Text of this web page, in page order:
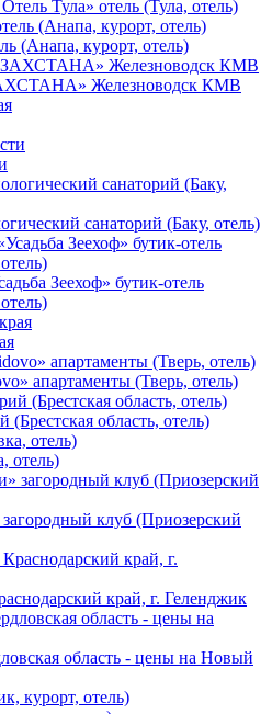
Тула» отель (Тула, отель)
(Анапа, курорт, отель)
Железноводск КМВ
санаторий (Баку, отель)
Зеехоф» бутик-отель
апартаменты (Тверь, отель)
область, отель)
отель)
клуб (Приозерский
край, г. Геленджик
область - цены на Новый